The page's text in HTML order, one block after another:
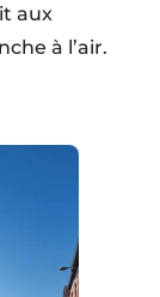
aux
à l’air.